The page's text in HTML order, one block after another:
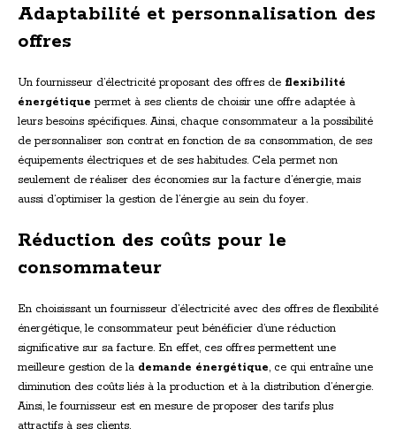
Adaptabilité et personnalisation des
offres
Un fournisseur d’électricité proposant des offres de flexibilité
énergétique permet à ses clients de choisir une offre adaptée à
leurs besoins spécifiques. Ainsi, chaque consommateur a la possibilité
de personnaliser son contrat en fonction de sa consommation, de ses
équipements électriques et de ses habitudes. Cela permet non
seulement de réaliser des économies sur la facture d’énergie, mais
aussi d’optimiser la gestion de l’énergie au sein du foyer.
Réduction des coûts pour le
consommateur
En choisissant un fournisseur d’électricité avec des offres de flexibilité
énergétique, le consommateur peut bénéficier d’une réduction
significative sur sa facture. En effet, ces offres permettent une
meilleure gestion de la demande énergétique, ce qui entraîne une
diminution des coûts liés à la production et à la distribution d’énergie.
Ainsi, le fournisseur est en mesure de proposer des tarifs plus
attractifs à ses clients.